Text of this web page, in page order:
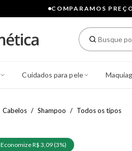
COMPARAMOS
Cuidados para pele
Cabelos Shampoo Todos os tipos
Economize R$ 3,09 (3%)